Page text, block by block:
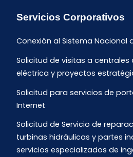
Servicios Corporativos
Conexión al Sistema Nacional
Solicitud de visitas a centrales
eléctrica y proyectos
Solicitud para servicios de
Internet
Solicitud de Servicio de
turbinas hidráulicas y partes
servicios especializados de